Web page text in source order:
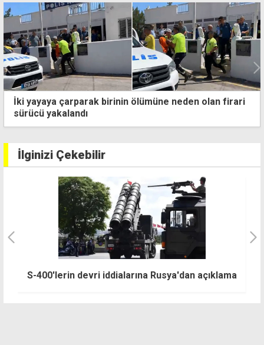
birinin ölümüne neden olan firari
Trafikte 480
İlginizi Çekebilir
S-400'lerin devri iddialarına Rusya'dan açıklama